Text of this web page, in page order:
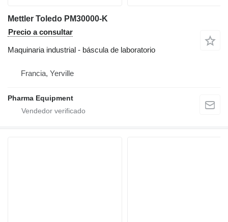
Mettler Toledo PM30000-K
Precio a consultar
Maquinaria industrial - báscula de laboratorio
Francia, Yerville
Pharma Equipment